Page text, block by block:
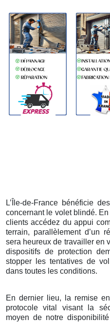
L’Île-de-France bénéficie
concernant le volet blindé.
clients accédez du appui
terrain, parallèlement d’un
sera heureux de travailler en
dispositifs de protection
stopper les tentatives de
dans toutes les conditions.
En dernier lieu, la remise
protocole vital visant la
moyen de notre